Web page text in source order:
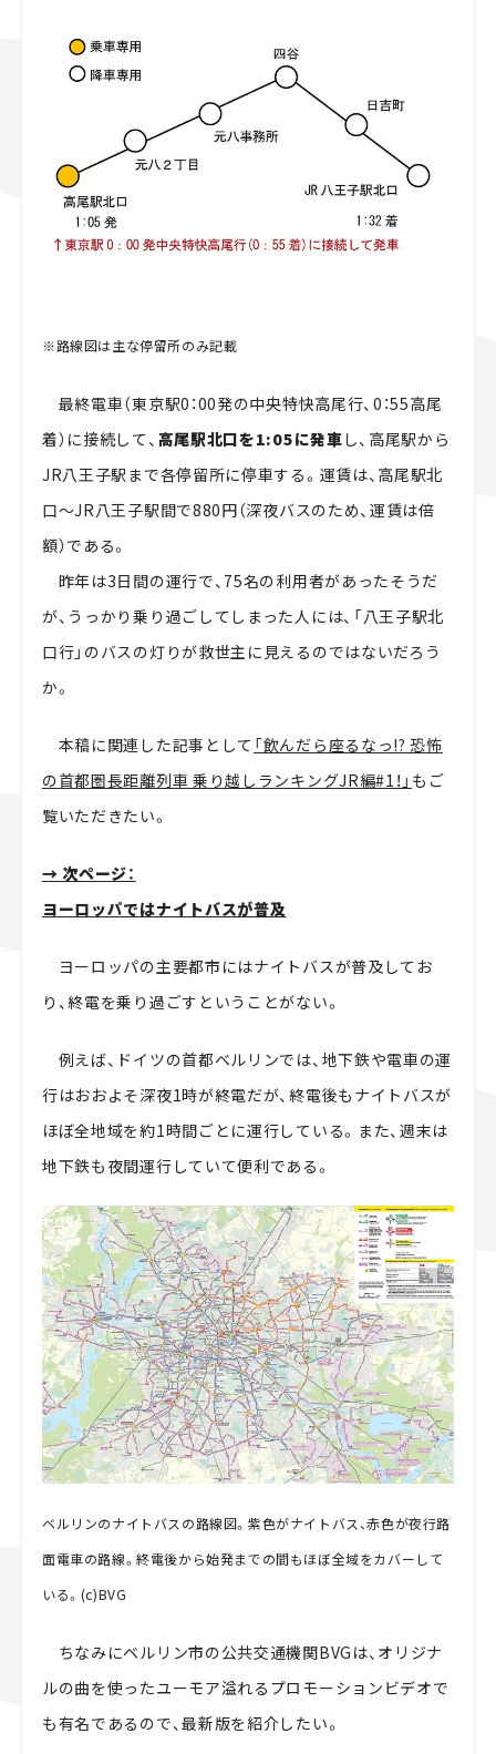
※路線図は主な停留所のみ記載
最終電車（東京駅0：00発の中央特快高尾行、0：55高尾
着）に接続して、 高尾駅北口を1:05に発車 し、高尾駅から
JR八王子駅まで各停留所に停車する。運賃は、高尾駅北
口～JR八王子駅間で880円（深夜バスのため、運賃は倍
額）である。
昨年は3日間の運行で、75名の利用者があったそうだ
が、うっかり乗り過ごしてしまった人には、「八王子駅北
口行」のバスの灯りが救世主に見えるのではないだろう
か。
本稿に関連した記事として 「飲んだら座るなっ!? 恐怖
の首都圏長距離列車 乗り越しランキングJR編#1！」 もご
覧いただきたい。
→ 次ページ：
ヨーロッパではナイトバスが普及
ヨーロッパの主要都市にはナイトバスが普及してお
り、終電を乗り過ごすということがない。
例えば、ドイツの首都ベルリンでは、地下鉄や電車の運
行はおおよそ深夜1時が終電だが、終電後もナイトバスが
ほぼ全地域を約1時間ごとに運行している。また、週末は
地下鉄も夜間運行していて便利である。
ベルリンのナイトバスの路線図。紫色がナイトバス、赤色が夜行路
面電車の路線。終電後から始発までの間もほぼ全域をカバーして
いる。(c)BVG
ちなみにベルリン市の公共交通機関BVGは、オリジナ
ルの曲を使ったユーモア溢れるプロモーションビデオで
も有名であるので、最新版を紹介したい。